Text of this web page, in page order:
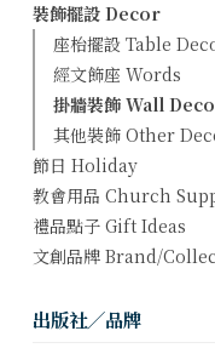
裝飾擺設 Decor
座枱擺設 Table
經文飾座 Words
掛牆裝飾 Wall
其他裝飾 Other
節日 Holiday
教會用品 Church
禮品點子 Gift Ideas
文創品牌 Brand/
出版社／品牌